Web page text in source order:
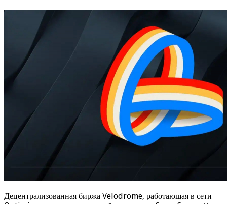
Децентрализованная биржа Velodrome, работающая в сети